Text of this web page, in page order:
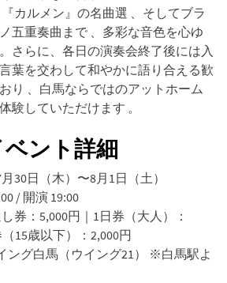
カルメン』の名曲選 、そしてブラ
五重奏曲まで 、多彩な音色を心ゆ
さらに、各日の演奏会終了後には入
葉を交わして和やかに語り合える歓
り 、白馬ならではのアットホーム
験していただけます 。
ベント詳細
30日（木）〜8月1日（土）
/ 開演 19:00
券：5,000円｜1日券（大人）：
15歳以下）：2,000円
ング白馬（ウイング21） ※白馬駅よ